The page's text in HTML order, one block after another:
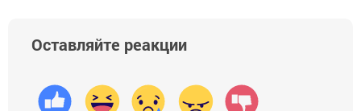
Оставляйте реакции